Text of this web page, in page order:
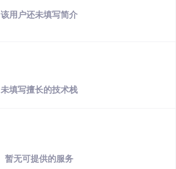
该用户还未填写简介
未填写擅长的技术栈
暂无可提供的服务